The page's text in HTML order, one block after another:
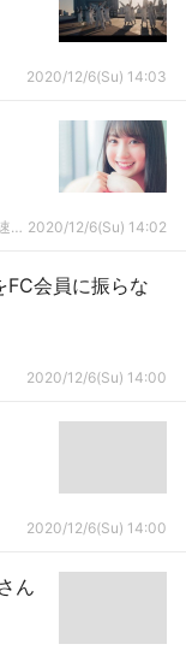
2020/12/6(Su) 14:03
乃木通☆世界最速！乃木坂46欅坂46日向坂46速報まとめ 2020/12/6(Su) 14:02
FC会員に振らな
2020/12/6(Su) 14:00
2020/12/6(Su) 14:00
ん